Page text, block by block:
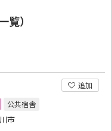
）
追加
公共宿舎
市